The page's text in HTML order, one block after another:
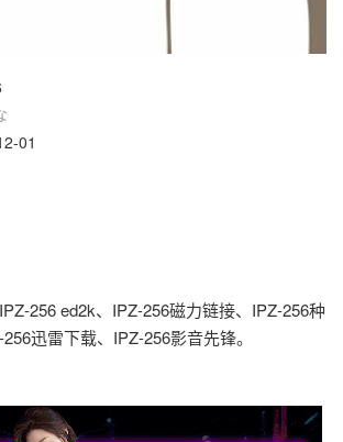
01
256 ed2k、IPZ-256磁力链接、IPZ-256种
迅雷下载、IPZ-256影音先锋。